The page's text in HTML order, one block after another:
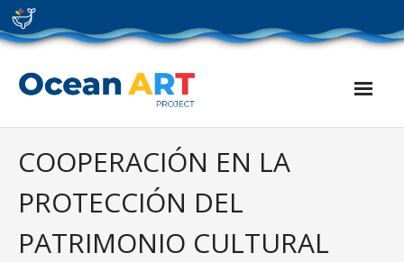
Skip
to
content
COOPERACIÓN EN LA
PROTECCIÓN DEL
PATRIMONIO CULTURAL